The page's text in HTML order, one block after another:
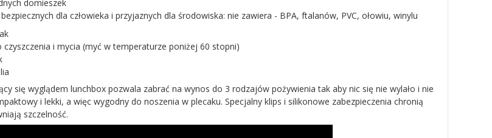
domieszek
dla człowieka i przyjaznych dla środowiska: nie zawiera - BPA, ftalanów, PVC, ołowiu, winylu
czyszczenia i mycia (myć w temperaturze poniżej 60 stopni)
się wyglądem lunchbox pozwala zabrać na wynos do 3 rodzajów pożywienia tak aby nic się nie wylało i nie
i lekki, a więc wygodny do noszenia w plecaku. Specjalny klips i silikonowe zabezpieczenia chronią
szczelność.